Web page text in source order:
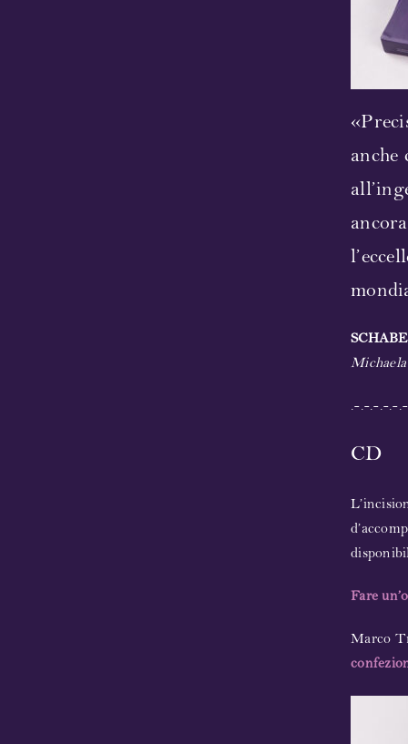
anche
Michaela
.-.-.-.-.-
CD
Fare
Marco